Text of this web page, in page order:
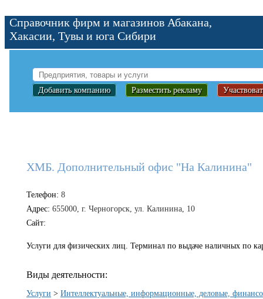
Справочник фирм и магазинов Абакана,
Хакасии, Тувы и юга Сибири
Добавить компанию Разместить рекламу
ХМБ. Дополнительный офис "На Калинина"
Телефон: 8
Адрес: 655000, г. Черногорск, ул. Калинина, 10
Сайт:
Услуги для физических лиц. Терминал по выдаче наличных по
Виды деятельности:
Услуги > Интеллектуальные, информационные, деловые,